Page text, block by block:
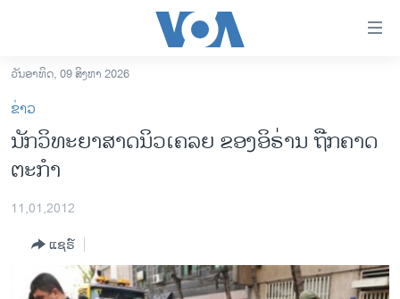
ເຂົ້າ
ຫາ
ຂ້າມ
ຂ້າມ
ຂ້າມ
ຫາ
ລາວ
ອາເມຣິກາ
ຂ່າວ​ຈີນ
ໂລກ
ເອເຊຍ
ວັນອາທິດ, 09 ສິງຫາ 2026
ຂ່າວ
ນັກວິທະຍາສາດນິວເຄລຍ ຂອງອິຣ່ານ ຖືກຄາດ
ຕະກໍາ
11,01,2012
ແຊຣ໌